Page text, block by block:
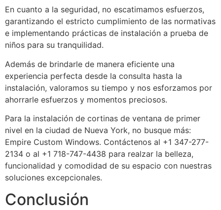
En cuanto a la seguridad, no escatimamos esfuerzos,
garantizando el estricto cumplimiento de las normativas
e implementando prácticas de instalación a prueba de
niños para su tranquilidad.
Además de brindarle de manera eficiente una
experiencia perfecta desde la consulta hasta la
instalación, valoramos su tiempo y nos esforzamos por
ahorrarle esfuerzos y momentos preciosos.
Para la instalación de cortinas de ventana de primer
nivel en la ciudad de Nueva York, no busque más:
Empire Custom Windows. Contáctenos al +1 347-277-
2134 o al +1 718-747-4438 para realzar la belleza,
funcionalidad y comodidad de su espacio con nuestras
soluciones excepcionales.
Conclusión